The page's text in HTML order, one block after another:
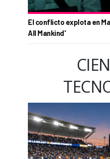
El conflicto explota en
All Mankind'